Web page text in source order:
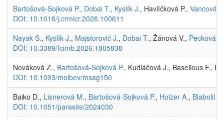
Bartošová-Sojková P., Dobai T., Kyslík J., Havlíčková P., Vancová
DOI: 10.1016/j.crmicr.2026.100611
Nayak S., Kyslík J., Majstorović J., Dobai T., Žánová V., Pecková
DOI: 10.3389/fcimb.2026.1805838
Nováková Z., Bartošová-Sojková P., Kudláčová J., Baselious F.,
DOI: 10.1093/molbev/msag150
Baiko D., Lisnerová M., Bartošová-Sojková P., Holzer A., Blabolil P.
DOI: 10.1051/parasite/2024030